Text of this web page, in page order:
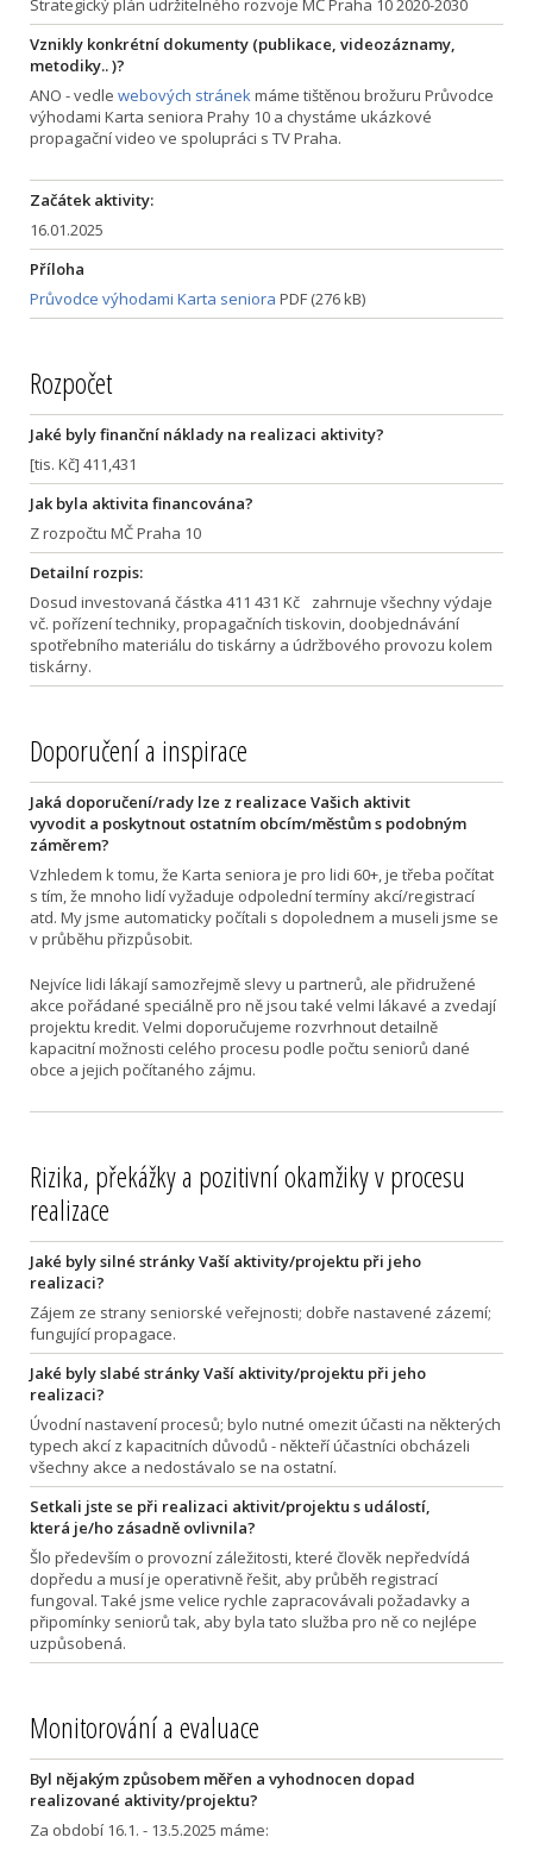
Strategický plán udržitelného rozvoje MČ Praha 10 2020-2030
Vznikly konkrétní dokumenty (publikace, videozáznamy,
metodiky.. )?
ANO - vedle webových stránekmáme tištěnou brožuru Průvodce
výhodami Karta seniora Prahy 10 a chystáme ukázkové
propagační video ve spolupráci s TV Praha.
Začátek aktivity:
16.01.2025
Příloha
Průvodce výhodami Karta seniora PDF (276 kB)
Rozpočet
Jaké byly finanční náklady na realizaci aktivity?
[tis. Kč] 411,431
Jak byla aktivita financována?
Z rozpočtu MČ Praha 10
Detailní rozpis:
Dosud investovaná částka 411 431 Kč zahrnuje všechny výdaje
vč. pořízení techniky, propagačních tiskovin, doobjednávání
spotřebního materiálu do tiskárny a údržbového provozu kolem
tiskárny.
Doporučení a inspirace
Jaká doporučení/rady lze z realizace Vašich aktivit
vyvodit a poskytnout ostatním obcím/městům s podobným
záměrem?
Vzhledem k tomu, že Karta seniora je pro lidi 60+, je třeba počítat
s tím, že mnoho lidí vyžaduje odpolední termíny akcí/registrací
atd. My jsme automaticky počítali s dopolednem a museli jsme se
v průběhu přizpůsobit.
Nejvíce lidi lákají samozřejmě slevy u partnerů, ale přidružené
akce pořádané speciálně pro ně jsou také velmi lákavé a zvedají
projektu kredit. Velmi doporučujeme rozvrhnout detailně
kapacitní možnosti celého procesu podle počtu seniorů dané
obce a jejich počítaného zájmu.
Rizika, překážky a pozitivní okamžiky v procesu
realizace
Jaké byly silné stránky Vaší aktivity/projektu při jeho
realizaci?
Zájem ze strany seniorské veřejnosti; dobře nastavené zázemí;
fungující propagace.
Jaké byly slabé stránky Vaší aktivity/projektu při jeho
realizaci?
Úvodní nastavení procesů; bylo nutné omezit účasti na některých
typech akcí z kapacitních důvodů - někteří účastníci obcházeli
všechny akce a nedostávalo se na ostatní.
Setkali jste se při realizaci aktivit/projektu s událostí,
která je/ho zásadně ovlivnila?
Šlo především o provozní záležitosti, které člověk nepředvídá
dopředu a musí je operativně řešit, aby průběh registrací
fungoval. Také jsme velice rychle zapracovávali požadavky a
připomínky seniorů tak, aby byla tato služba pro ně co nejlépe
uzpůsobená.
Monitorování a evaluace
Byl nějakým způsobem měřen a vyhodnocen dopad
realizované aktivity/projektu?
Za období 16.1. - 13.5.2025 máme: